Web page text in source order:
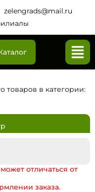
zelengrads@mail.ru
товаров в категории:
отличаться от
заказа.